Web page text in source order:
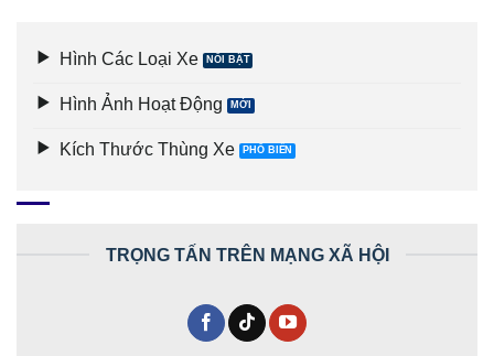
Hình Các Loại Xe
Hình Ảnh Hoạt Động
Kích Thước Thùng Xe
TRỌNG TẤN TRÊN MẠNG XÃ HỘI